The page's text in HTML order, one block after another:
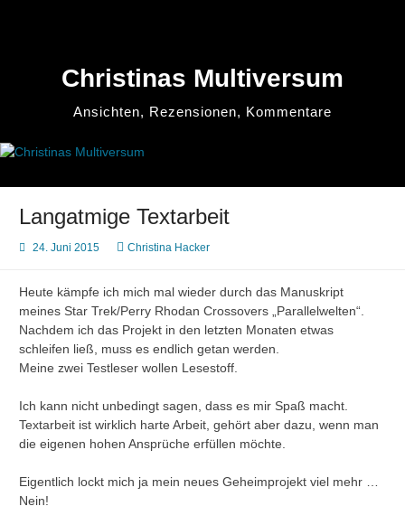
Christinas Multiversum
Ansichten, Rezensionen, Kommentare
Langatmige Textarbeit
24. Juni 2015 Christina Hacker
Heute kämpfe ich mich mal wieder durch das Manuskript
meines Star Trek/Perry Rhodan Crossovers „Parallelwelten“.
Nachdem ich das Projekt in den letzten Monaten etwas
schleifen ließ, muss es endlich getan werden.
Meine zwei Testleser wollen Lesestoff.
Ich kann nicht unbedingt sagen, dass es mir Spaß macht.
Textarbeit ist wirklich harte Arbeit, gehört aber dazu, wenn man
die eigenen hohen Ansprüche erfüllen möchte.
Eigentlich lockt mich ja mein neues Geheimprojekt viel mehr …
Nein!